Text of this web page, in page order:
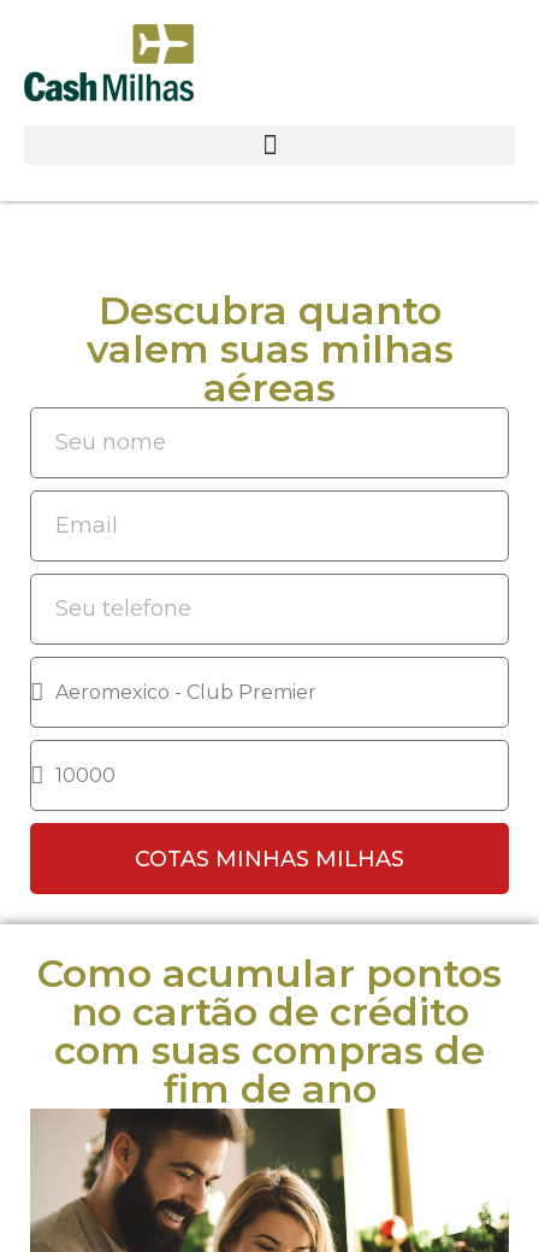
Descubra quanto
valem suas milhas
aéreas
COTAS MINHAS MILHAS
Como acumular pontos
no cartão de crédito
com suas compras de
fim de ano